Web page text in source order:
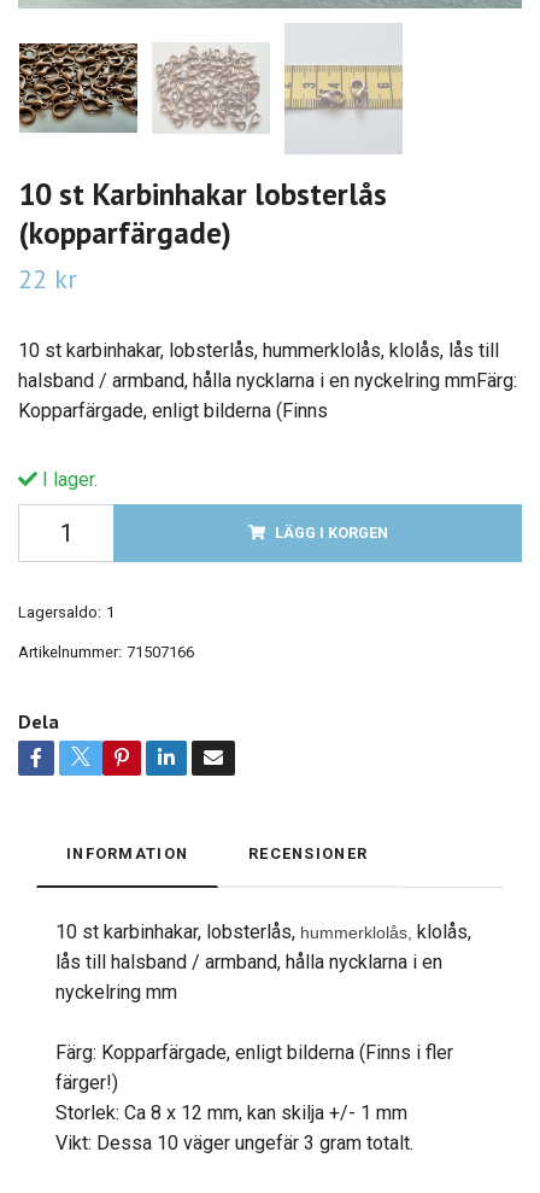
10 st Karbinhakar lobsterlås
(kopparfärgade)
22 kr
10 st karbinhakar, lobsterlås, hummerklolås, klolås, lås till
halsband / armband, hålla nycklarna i en nyckelring mmFärg:
Kopparfärgade, enligt bilderna (Finns
I lager.
LÄGG I KORGEN
Lagersaldo: 1
Artikelnummer: 71507166
Dela
INFORMATION RECENSIONER
10 st karbinhakar, lobsterlås, hummerklolås, klolås,
lås till halsband / armband, hålla nycklarna i en
nyckelring mm
Färg: Kopparfärgade, enligt bilderna (Finns i fler
färger!)
Storlek: Ca 8 x 12 mm, kan skilja +/- 1 mm
Vikt: Dessa 10 väger ungefär 3 gram totalt.